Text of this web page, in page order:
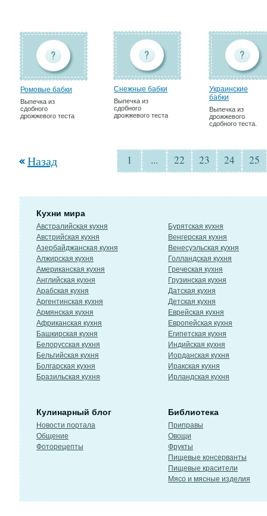
Ромовые бабки
Выпечка из
сдобного
дрожжевого теста
Снежные бабки
Выпечка из
сдобного
дрожжевого теста
Украинские
бабки
Выпечка из
дрожжевого
сдобного теста.
Назад 1 ... 22 23 24 25
Кухни мира
Австралийская кухня
Австрийская кухня
Азербайджанская кухня
Алжирская кухня
Американская кухня
Английская кухня
Арабская кухня
Аргентинская кухня
Армянская кухня
Африканская кухня
Башкирская кухня
Белорусская кухня
Бельгийская кухня
Болгарская кухня
Бразильская кухня
Бурятская кухня
Венгерская кухня
Венесуэльская кухня
Голландская кухня
Греческая кухня
Грузинская кухня
Датская кухня
Детская кухня
Еврейская кухня
Европейская кухня
Египетская кухня
Индийская кухня
Иорданская кухня
Иракская кухня
Ирландская кухня
Кулинарный блог
Новости портала
Общение
Фоторецепты
Библиотека
Приправы
Овощи
Фрукты
Пищевые консерванты
Пищевые красители
Мясо и мясные изделия